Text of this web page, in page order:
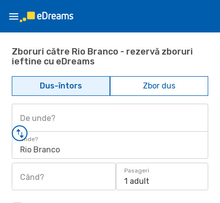
Zboruri către Rio Branco - rezervă zboruri
ieftine cu eDreams
Dus-întors Zbor dus
De unde?
Unde?
Rio Branco
Când?
Pasageri
1 adult